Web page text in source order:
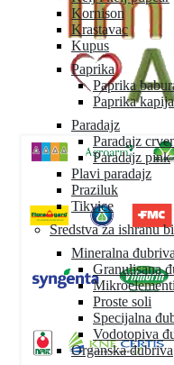
Kornison
Krastavac
Kupus
Paprika
Paprika
Paprika kapija
Paradajz
Paradajz
Paradajz pink
Plavi paradajz
Praziluk
Tikvice
Sredstva za ishranu
Mineralna đubriva
Granulisana
Mikroelementi
Proste soli
Specijalna
Vodotopiva
Organska đubriva